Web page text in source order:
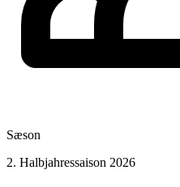
Sæson
2. Halbjahressaison 2026